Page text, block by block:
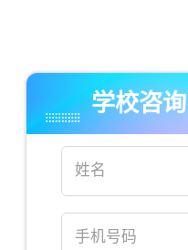
学校咨询